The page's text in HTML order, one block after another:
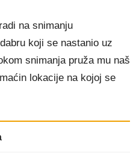
na snimanju
koji se nastanio uz
snimanja pruža mu naš
lokacije na kojoj se